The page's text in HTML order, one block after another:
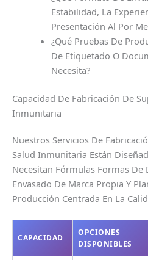
Estabilidad, La
Presentación Al Por
¿Qué Pruebas De
De Etiquetado O
Necesita?
Capacidad De Fabricación De
Inmunitaria
Nuestros Servicios De
Salud Inmunitaria Están
Necesitan Fórmulas Formas De
Envasado De Marca Propia Y
Producción Centrada En La
CAPACIDAD
OPCIONES
DISPONIBLES